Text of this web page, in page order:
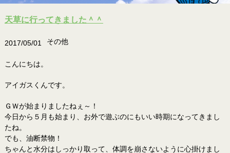
天草に行ってきました＾＾
2017/05/01 その他
こんにちは。
アイガスくんです。
ＧＷが始まりましたねぇ～！
今日から５月も始まり、お外で遊ぶのにもいい時期になってきまし
たね。
でも、油断禁物！
ちゃんと水分はしっかり取って、体調を崩さないように心掛けまし